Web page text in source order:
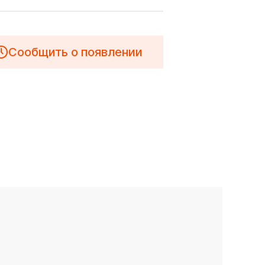
Сообщить о появлении